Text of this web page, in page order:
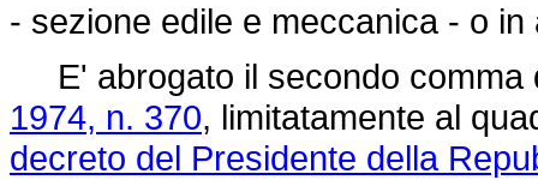
- sezione edile e meccanica - o in
E' abrogato il secondo comma
1974, n. 370, limitatamente al
decreto del Presidente della